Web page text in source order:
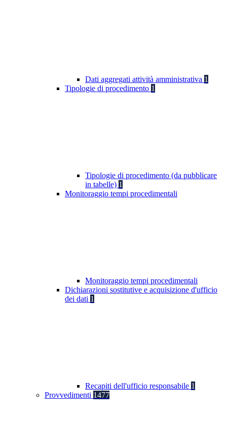
Dati aggregati attività amministrativa 1
Tipologie di procedimento 1
Tipologie di procedimento (da pubblicare
in tabelle) 1
Monitoraggio tempi procedimentali
Monitoraggio tempi procedimentali
Dichiarazioni sostitutive e acquisizione d'ufficio
dei dati 1
Recapiti dell'ufficio responsabile 1
Provvedimenti 1477